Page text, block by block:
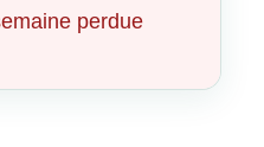
perdue